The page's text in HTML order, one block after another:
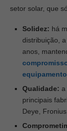
setor solar, que
Solidez: há
distribuição,
anos,
Qualidade: a
principais
Deye,